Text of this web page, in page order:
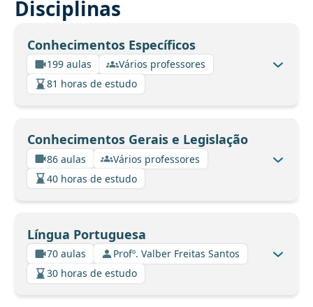
Disciplinas
Conhecimentos Específicos
199 aulas
Vários professores
81 horas de estudo
Conhecimentos Gerais e Legislação
86 aulas
Vários professores
40 horas de estudo
Língua Portuguesa
70 aulas
Profº. Valber Freitas Santos
30 horas de estudo